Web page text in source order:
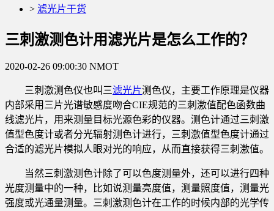
> 滤光片干货
三刺激测色计用滤光片是怎么工作的？
2020-02-26 09:00:30 NMOT
三刺激测色仪也叫三滤光片测色仪，主要工作原理是仪器
内部采用三片光谱敏感度吻合CIE规范的三刺激值配色函数曲
线滤光片，用来测量目标光源色彩的仪器。测色计通过三刺激
值型色度计或者分光辐射测色计进行，三刺激值型色度计通过
合适的滤光片模拟人眼对光的响应，从而直接获得三刺激值。
当然三刺激测色计除了可以色度测量外，还可以进行四种
光度测量中的一种，比如说测量亮度值，测量照度值，测量光
强度或光通量测量。三刺激测色计在工作的时候内部的光学传